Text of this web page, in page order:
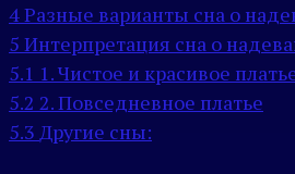
4Разные варианты сна о
5 Интерпретация сна о
5.1 1. Чистое и красивое
5.2 2. Повседневное платье
5.3 Другие сны: